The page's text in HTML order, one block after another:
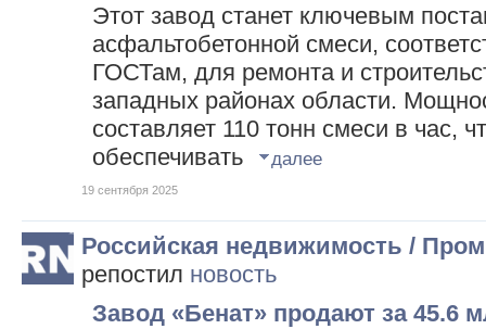
Этот завод станет ключевым
асфальтобетонной смеси,
ГОСТам, для ремонта и
западных районах области.
составляет 110 тонн смеси в час,
обеспечивать
далее
19 сентября 2025
Российская недвижимость /
репостил новость
Завод «Бенат» продают за 45.6